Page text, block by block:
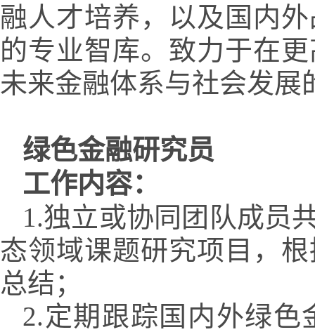
融人才培养，以及国内
的专业智库。致力于在
未来金融体系与社会发
绿色金融研究员
工作内容：
1.独立或协同团队成员
态领域课题研究项目，
总结；
2.定期跟踪国内外绿